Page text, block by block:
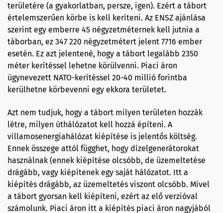
területére (a gyakorlatban, persze, igen). Ezért a tábort
értelemszerűen körbe is kell keríteni. Az ENSZ ajánlása
szerint egy emberre 45 négyzetméternek kell jutnia a
táborban, ez 347 220 négyzetmétert jelent 7716 ember
esetén. Ez azt jelentené, hogy a tábort legalább 2350
méter kerítéssel lehetne körülvenni. Piaci áron
úgynevezett NATO-kerítéssel 20-40 millió forintba
kerülhetne körbevenni egy ekkora területet.
Azt nem tudjuk, hogy a tábort milyen területen hozzák
létre, milyen úthálózatot kell hozzá építeni. A
villamosenergiahálózat kiépítése is jelentős költség.
Ennek összege attól függhet, hogy dízelgenerátorokat
használnak (ennek kiépítése olcsóbb, de üzemeltetése
drágább, vagy kiépítenek egy saját hálózatot. Itt a
kiépítés drágább, az üzemeltetés viszont olcsóbb. Mivel
a tábort gyorsan kell kiépíteni, ezért az elő verzióval
számolunk. Piaci áron itt a kiépítés piaci áron nagyjából